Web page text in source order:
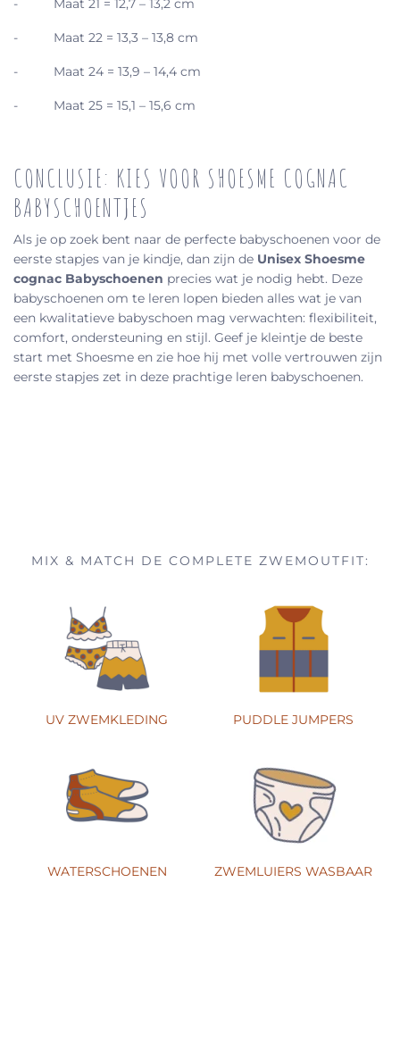
- Maat 21 = 12,7 – 13,2 cm
- Maat 22 = 13,3 – 13,8 cm
- Maat 24 = 13,9 – 14,4 cm
- Maat 25 = 15,1 – 15,6 cm
CONCLUSIE: KIES VOOR SHOESME COGNAC
BABYSCHOENTJES
Als je op zoek bent naar de perfecte babyschoenen voor de
eerste stapjes van je kindje, dan zijn de Unisex Shoesme
cognac Babyschoenen precies wat je nodig hebt. Deze
babyschoenen om te leren lopen bieden alles wat je van
een kwalitatieve babyschoen mag verwachten: flexibiliteit,
comfort, ondersteuning en stijl. Geef je kleintje de beste
start met Shoesme en zie hoe hij met volle vertrouwen zijn
eerste stapjes zet in deze prachtige leren babyschoenen.
MIX & MATCH DE COMPLETE ZWEMOUTFIT:
UV ZWEMKLEDING PUDDLE JUMPERS
WATERSCHOENEN ZWEMLUIERS WASBAAR